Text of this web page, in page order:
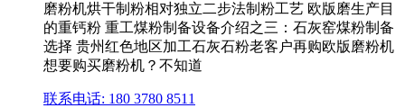
磨粉机烘干制粉相对独立二步法制粉工艺 欧版磨生产目
的重钙粉 重工煤粉制备设备介绍之三：石灰窑煤粉制备
选择 贵州红色地区加工石灰石粉老客户再购欧版磨粉机
想要购买磨粉机？不知道
联系电话: 180 3780 8511